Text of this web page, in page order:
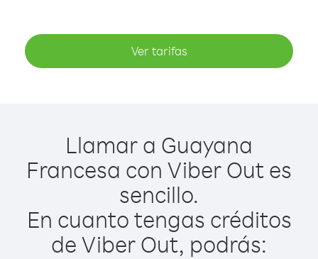
Ver tarifas
Llamar a Guayana
Francesa con Viber Out es
sencillo.
En cuanto tengas créditos
de Viber Out, podrás: